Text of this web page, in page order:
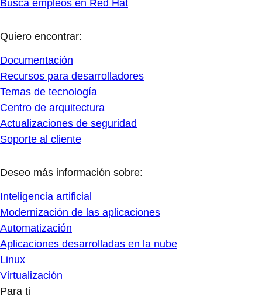
Busca empleos en Red Hat
Quiero encontrar:
Documentación
Recursos para desarrolladores
Temas de tecnología
Centro de arquitectura
Actualizaciones de seguridad
Soporte al cliente
Deseo más información sobre:
Inteligencia artificial
Modernización de las aplicaciones
Automatización
Aplicaciones desarrolladas en la nube
Linux
Virtualización
Para ti